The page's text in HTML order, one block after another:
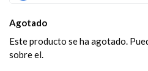
Agotado
Este producto se ha agotado.
sobre el.